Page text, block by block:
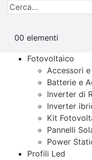
00 elementi
Fotovoltaico
Accessori
Batterie e
Inverter di
Inverter
Kit
Pannelli
Power
Profili Led